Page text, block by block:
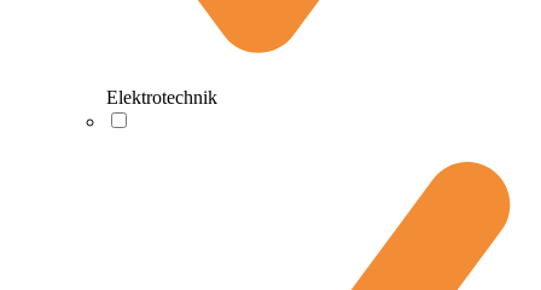
Elektrotechnik